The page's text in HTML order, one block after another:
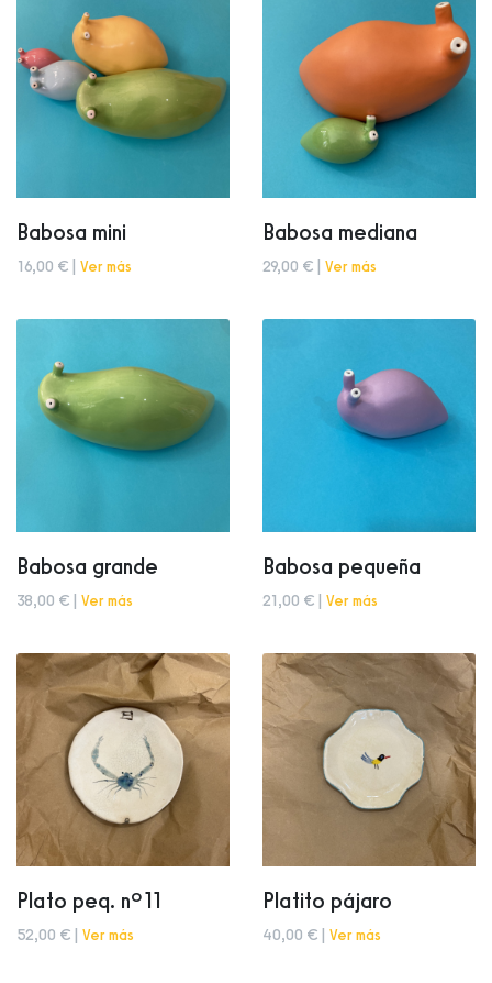
Babosa mini
16,00 € | Ver más
Babosa mediana
29,00 € | Ver más
Babosa grande
38,00 € | Ver más
Babosa pequeña
21,00 € | Ver más
Plato peq. nº11
52,00 € | Ver más
Platito pájaro
40,00 € | Ver más